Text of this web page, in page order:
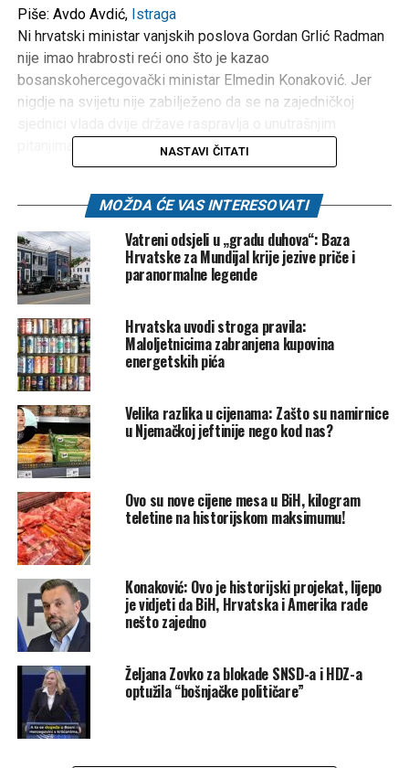
Piše: Avdo Avdić, Istraga
Ni hrvatski ministar vanjskih poslova Gordan Grlić Radman
nije imao hrabrosti reći ono što je kazao
bosanskohercegovački ministar Elmedin Konaković. Jer
nigdje na svijetu nije zabilježeno da se na zajedničkoj
pitanjima jedne države.
Hrvatska naprave zajedničku sjednicu svojih vlade i da se
na toj sjednici razmatraju mogućnosti izmjena izbornog
zakona u Sloveniji. Ili da recimo, Dritan Abazović i Ana
Brnabić održe zajedničku sjednicu crnogorske i srbijanske
vlade pa da na toj sjednici raspravljaju o Ustavu Crne Gore.
Teško je, je li tako, zamisliti da to uradi čak i Dritan
Abazović.
Ali Elmedin Konaković je hrabriji u izdaji i od crnogorskog
premijera.
Pitanje postavlja novinar javnog servisa Republike
Hrvatske: “Evo, konkretno, vezano za provođenje izborne
reforme. Rekli ste, ministre, da već imate u glavi neka
potencijalna rješenja. Jeste li, možda, već danas na
sastanku razgovarali o tim rješenjima i sa kakvim učinkom i
kada, konkretno, u kojem vremenskom roku možemo
očekivati provođenje izborne reforme”.
Elmedin Konaković, valjda ministar vanjskih poslova Bosne
i Hercegovine:
NASTAVI ČITATI
MOŽDA ĆE VAS INTERESOVATI
Vatreni odsjeli u „gradu duhova“: Baza
Hrvatske za Mundijal krije jezive priče i
paranormalne legende
Hrvatska uvodi stroga pravila:
Maloljetnicima zabranjena kupovina
energetskih pića
Velika razlika u cijenama: Zašto su namirnice
u Njemačkoj jeftinije nego kod nas?
Ovo su nove cijene mesa u BiH, kilogram
teletine na historijskom maksimumu!
Konaković: Ovo je historijski projekat, lijepo
je vidjeti da BiH, Hrvatska i Amerika rade
nešto zajedno
Željana Zovko za blokade SNSD-a i HDZ-a
optužila “bošnjačke političare”